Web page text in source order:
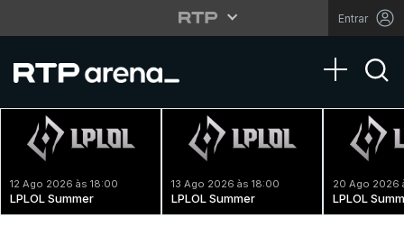
Entrar
Toggle
12 Ago 2026 às 18:00
LPLOL Summer
13 Ago 2026 às 18:00
LPLOL Summer
20 Ago 2026
LPLOL